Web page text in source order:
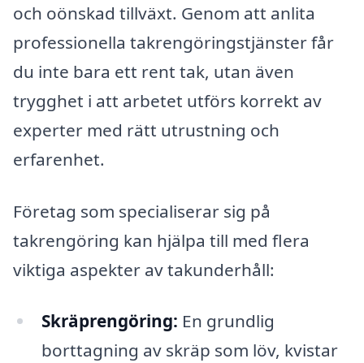
och oönskad tillväxt. Genom att anlita
professionella takrengöringstjänster får
du inte bara ett rent tak, utan även
trygghet i att arbetet utförs korrekt av
experter med rätt utrustning och
erfarenhet.
Företag som specialiserar sig på
takrengöring kan hjälpa till med flera
viktiga aspekter av takunderhåll:
Skräprengöring: En grundlig
borttagning av skräp som löv, kvistar